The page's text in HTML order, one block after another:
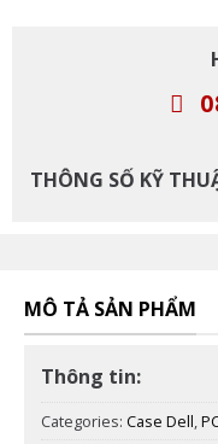
THÔNG SỐ KỸ
MÔ TẢ SẢN PHẨM
Thông tin:
Categories: Case Dell,